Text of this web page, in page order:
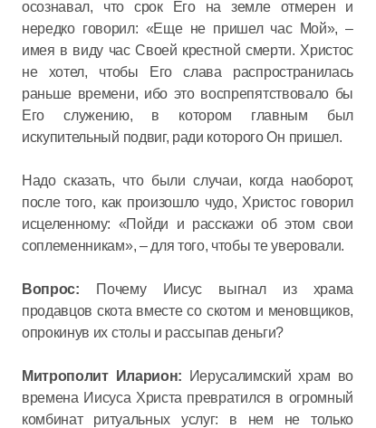
осознавал, что срок Его на земле отмерен и
нередко говорил: «Еще не пришел час Мой», –
имея в виду час Своей крестной смерти. Христос
не хотел, чтобы Его слава распространилась
раньше времени, ибо это воспрепятствовало бы
Его служению, в котором главным был
искупительный подвиг, ради которого Он пришел.
Надо сказать, что были случаи, когда наоборот,
после того, как произошло чудо, Христос говорил
исцеленному: «Пойди и расскажи об этом свои
соплеменникам», – для того, чтобы те уверовали.
Вопрос:
Почему Иисус выгнал из храма
продавцов скота вместе со скотом и меновщиков,
опрокинув их столы и рассыпав деньги?
Митрополит Иларион:
Иерусалимский храм во
времена Иисуса Христа превратился в огромный
комбинат ритуальных услуг: в нем не только